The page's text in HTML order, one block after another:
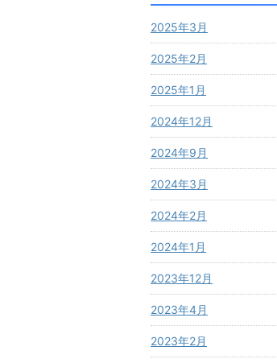
2025年3月
2025年2月
2025年1月
2024年12月
2024年9月
2024年3月
2024年2月
2024年1月
2023年12月
2023年4月
2023年2月